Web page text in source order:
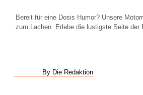
Bereit für eine Dosis Humor? Unsere
zum Lachen. Erlebe die lustigste Seite der
By Die Redaktion